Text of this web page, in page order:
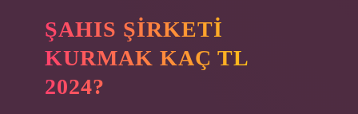
ŞAHIS ŞIRKETI
KURMAK KAÇ TL
2024?